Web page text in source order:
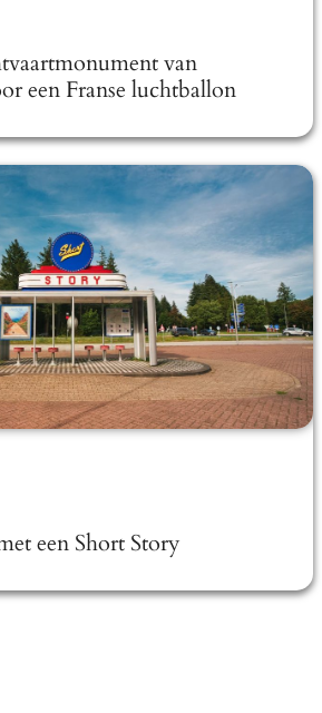
van
een Franse luchtballon
een Short Story